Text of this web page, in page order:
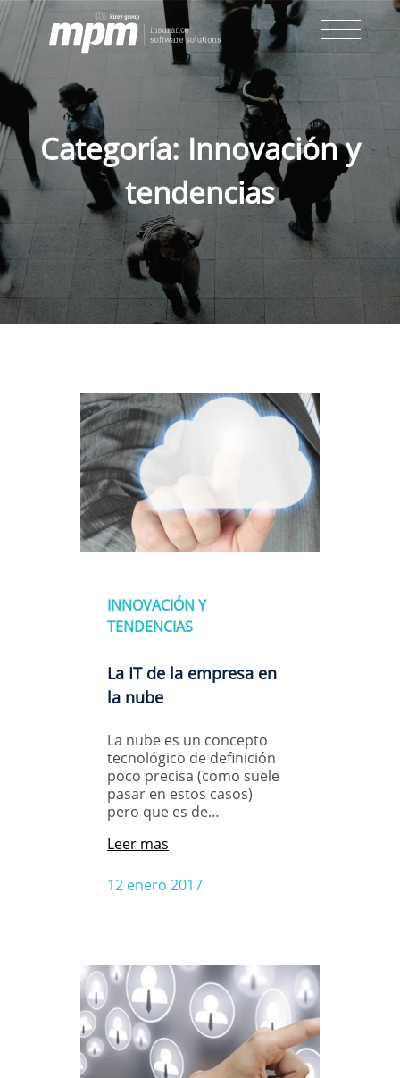
Skip
to
content
Categoría: Innovación y
tendencias
INNOVACIÓN Y
TENDENCIAS
La IT de la empresa en
la nube
La nube es un concepto
tecnológico de definición
poco precisa (como suele
pasar en estos casos)
pero que es de…
12 enero 2017
Leer mas